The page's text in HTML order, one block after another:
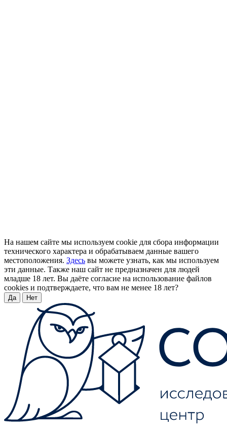
На нашем сайте мы используем cookie для сбора информации
технического характера и обрабатываем данные вашего
местоположения. Здесь вы можете узнать, как мы используем
эти данные. Также наш сайт не предназначен для людей
младше 18 лет. Вы даёте согласие на использование файлов
cookies и подтверждаете, что вам не менее 18 лет?
Да Нет